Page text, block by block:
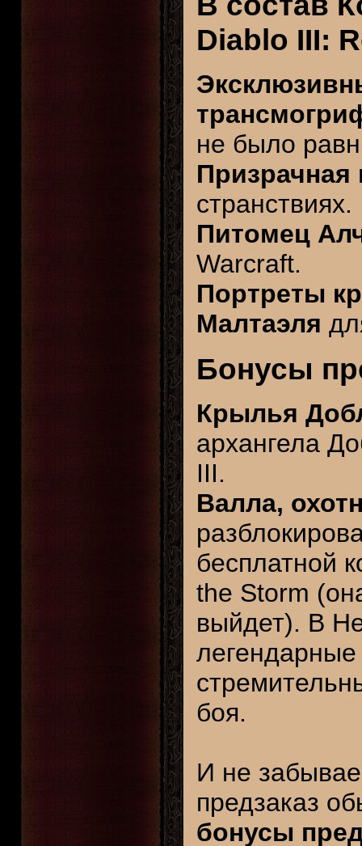
Diablo III:
не было
Призрачная
странствиях.
Питомец
Warcraft.
Портреты
Малтаэля
Бонусы
Крылья
архангела
III.
Валла,
бесплатной
the Storm
выйдет). В
легендарные
боя.
И не
предзаказ
бонусы